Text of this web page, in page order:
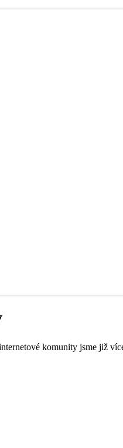
komunity jsme již